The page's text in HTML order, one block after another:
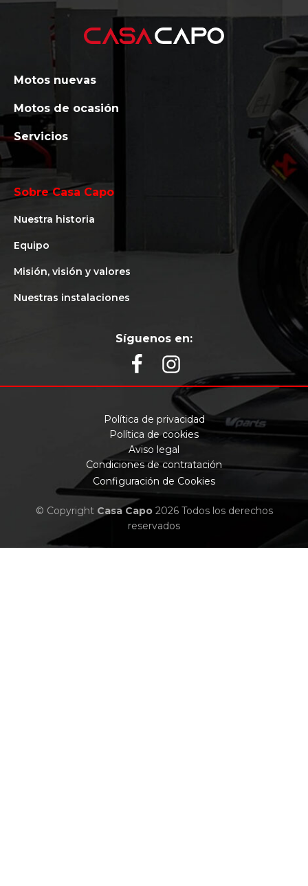
Motos nuevas
Motos de ocasión
Servicios
Sobre Casa Capo
Nuestra historia
Equipo
Misión, visión y valores
Nuestras instalaciones
Síguenos en:
© Copyright Casa Capo2026 Todos los derechos
reservados
Política de privacidad
Política de cookies
Aviso legal
Condiciones de contratación
Configuración de Cookies